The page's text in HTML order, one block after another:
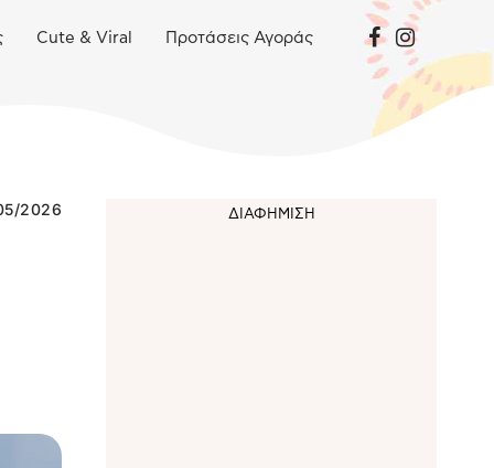
Cute & Viral Προτάσεις Αγοράς
2026